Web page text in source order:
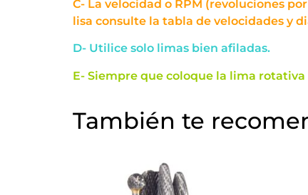
C- La velocidad o RPM (revoluciones
lisa consulte la tabla de velocidades y
D- Utilice solo limas bien afiladas.
E- Siempre que coloque la lima
También te